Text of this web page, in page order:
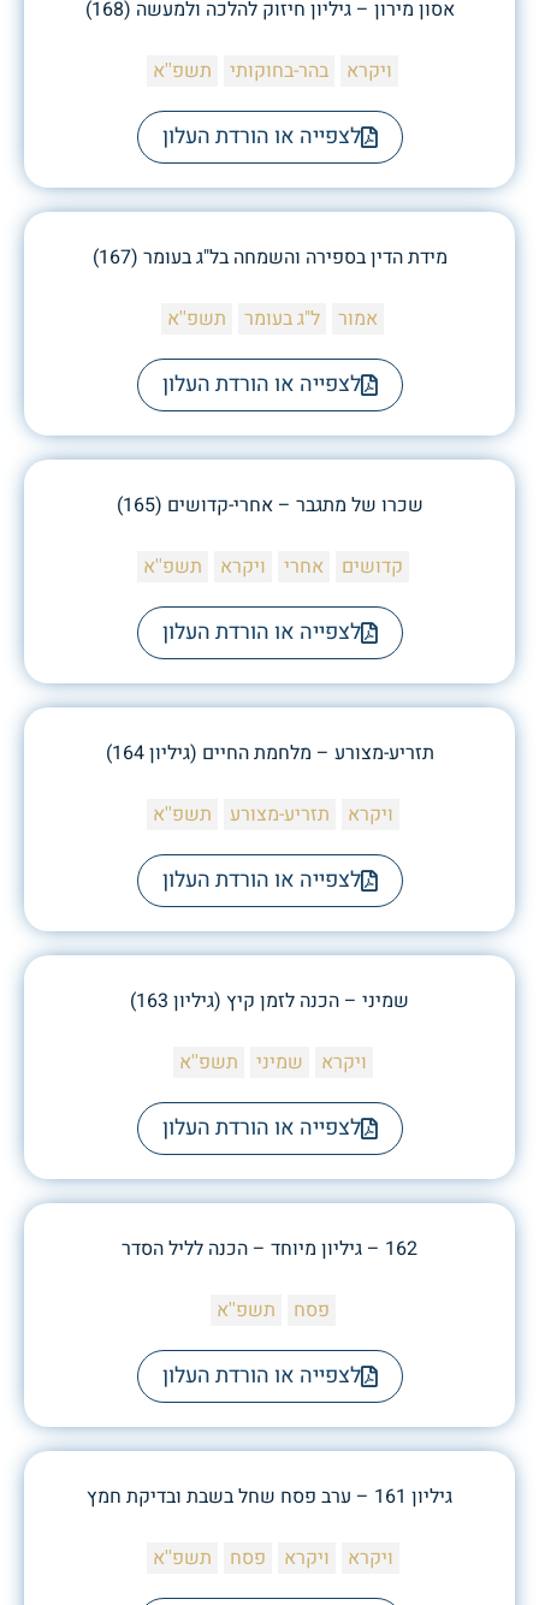
אסון מירון – גיליון חיזוק להלכה ולמעשה (168)
ויקרא בהר-בחוקותי תשפ''א
לצפייה או הורדת העלון
מידת הדין בספירה והשמחה בל"ג בעומר (167)
אמור ל"ג בעומר תשפ''א
לצפייה או הורדת העלון
שכרו של מתגבר – אחרי-קדושים (165)
קדושים אחרי ויקרא תשפ''א
לצפייה או הורדת העלון
תזריע-מצורע – מלחמת החיים (גיליון 164)
ויקרא תזריע-מצורע תשפ''א
לצפייה או הורדת העלון
שמיני – הכנה לזמן קיץ (גיליון 163)
ויקרא שמיני תשפ''א
לצפייה או הורדת העלון
162 – גיליון מיוחד – הכנה לליל הסדר
פסח תשפ''א
לצפייה או הורדת העלון
גיליון 161 – ערב פסח שחל בשבת ובדיקת חמץ
ויקרא ויקרא פסח תשפ''א